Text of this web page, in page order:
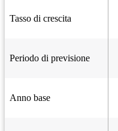
Tasso di crescita
Periodo di previsione
Anno base